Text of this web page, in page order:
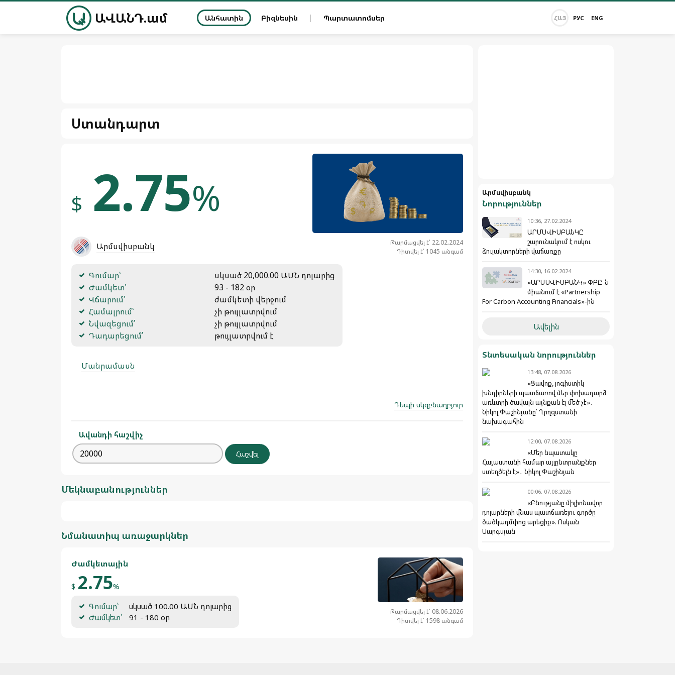
ԱՎԱՆԴ.ամ Անհատին Բիզնեսին Պարտատոմսեր ՀԱՅ РУС ENG
Ստանդարտ
Թարմացվել է՝ 22.02.2024
Դիտվել է՝ 1045 անգամ
$ 2.75%
Արմսվիսբանկ
Գումար՝
սկսած 20,000.00 ԱՄՆ դոլարից
Ժամկետ՝
93 - 182 օր
Վճարում՝
ժամկետի վերջում
Համալրում՝
չի թույլատրվում
Նվազեցում՝
չի թույլատրվում
Դադարեցում՝
թույլատրվում է
Մանրամասն
Դեպի սկզբնաղբյուր
Ավանդի հաշվիչ
Մեկնաբանություններ
Նմանատիպ առաջարկներ
Թարմացվել է՝ 08.06.2026
Դիտվել է՝ 1598 անգամ
Ժամկետային
$ 2.75%
Գումար՝
սկսած 100.00 ԱՄՆ դոլարից
Ժամկետ՝
91 - 180 օր
Արմսվիսբանկ
Նորություններ
10:36, 27.02.2024
ԱՐՄՍՎԻՍԲԱՆԿԸ
շարունակում է ոսկու
ձուլակտորների վաճառքը
14:30, 16.02.2024
«ԱՐՄՍՎԻՍԲԱՆԿ» ՓԲԸ-ն
միանում է «Partnership
For Carbon Accounting Financials»-ին
Ավելին
Տնտեսական նորություններ
13:48, 07.08.2026
«Ցավոք, լոգիստիկ
խնդիրների պատճառով մեր փոխադարձ
առևտրի ծավալն այնքան էլ մեծ չէ»․
Նիկոլ Փաշինյանը՝ Ղրղզստանի
նախագահին
12:00, 07.08.2026
«Մեր նպատակը
Հայաստանի համար այլընտրանքներ
ստեղծելն է»․ Նիկոլ Փաշինյան
00:06, 07.08.2026
«Բնությանը միլիոնավոր
դոլարների վնաս պատճառելու գործը
ծածկադմփոց արեցիք». Ոսկան
Սարգսյան